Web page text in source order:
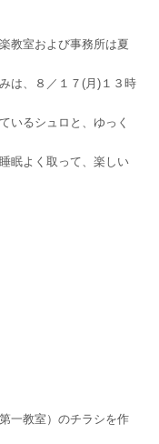
教室および事務所は夏
は、８／１７(月)１３時
いるシュロと、ゆっく
眠よく取って、楽しい
第一教室）のチラシを作